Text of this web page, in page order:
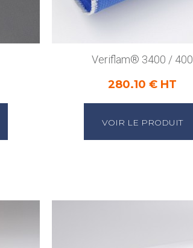
Veriflam® 3400 / 400
280.10 € HT
VOIR LE PRODUIT